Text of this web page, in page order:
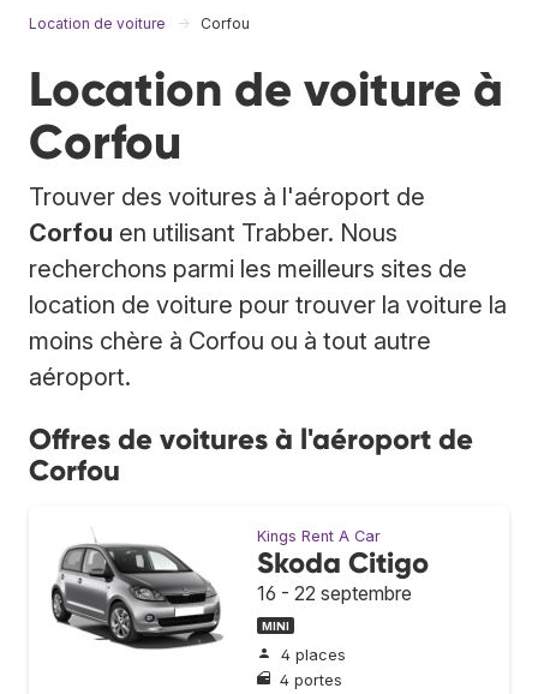
Location de voiture Corfou
Location de voiture à
Corfou
Trouver des voitures à l'aéroport de
Corfou en utilisant Trabber. Nous
recherchons parmi les meilleurs sites de
location de voiture pour trouver la voiture la
moins chère à Corfou ou à tout autre
aéroport.
Offres de voitures à l'aéroport de
Corfou
Kings Rent A Car
Skoda Citigo
16 - 22 septembre
MINI
4 places
4 portes